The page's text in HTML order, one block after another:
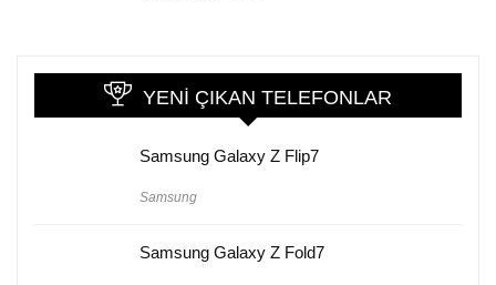
YENI ÇIKAN TELEFONLAR
Samsung Galaxy Z Flip7
Samsung
Samsung Galaxy Z Fold7